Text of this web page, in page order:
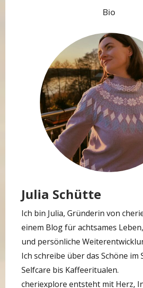
Bio
Julia Schütte
Ich bin Julia, Gründerin von
einem Blog für achtsames
und persönliche
Ich schreibe über das Schöne im
Selfcare bis Kaffeeritualen.
cheriexplore entsteht mit Herz,